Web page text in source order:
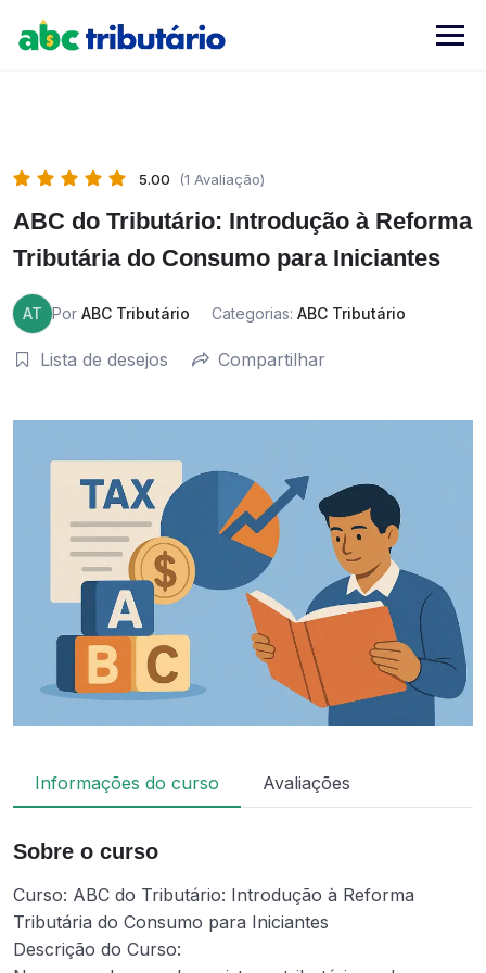
content
5.00 (1 Avaliação)
ABC do Tributário: Introdução à Reforma
Tributária do Consumo para Iniciantes
AT Por ABC Tributário Categorias: ABC Tributário
Lista de desejos Compartilhar
Informações do curso Avaliações
Sobre o curso
Curso: ABC do Tributário: Introdução à Reforma
Tributária do Consumo para Iniciantes
Descrição do Curso: